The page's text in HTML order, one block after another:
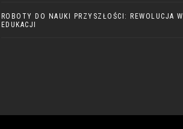
ROBOTY DO NAUKI PRZYSZŁOŚCI: REWOLUCJA W
EDUKACJI